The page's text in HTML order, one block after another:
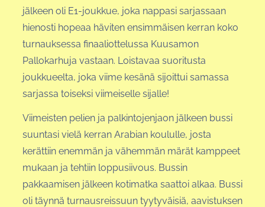
jälkeen oli E1-joukkue, joka nappasi sarjassaan
hienosti hopeaa häviten ensimmäisen kerran koko
turnauksessa finaaliottelussa Kuusamon
Pallokarhuja vastaan. Loistavaa suoritusta
joukkueelta, joka viime kesänä sijoittui samassa
sarjassa toiseksi viimeiselle sijalle!
Viimeisten pelien ja palkintojenjaon jälkeen bussi
suuntasi vielä kerran Arabian koululle, josta
kerättiin enemmän ja vähemmän märät kamppeet
mukaan ja tehtiin loppusiivous. Bussin
pakkaamisen jälkeen kotimatka saattoi alkaa. Bussi
oli täynnä turnausreissuun tyytyväisiä, aavistuksen